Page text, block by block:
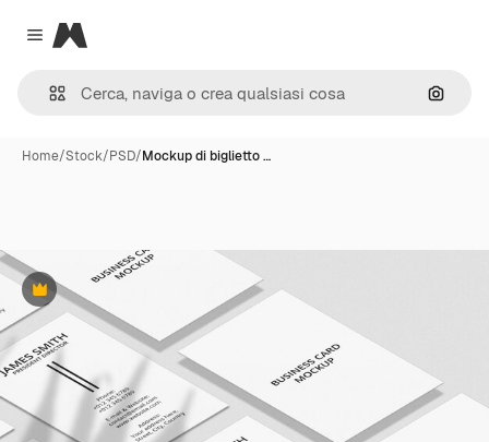
Close menu
Magnific
Cerca
Home/Stock/PSD/Mockup di biglietto …
Premium